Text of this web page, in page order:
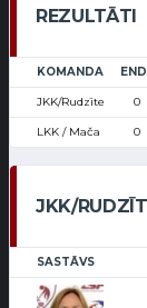
REZULTĀTI
KOMANDA END
JKK/Rudzīte 0
LKK / Mača 0
JKK/
SASTĀVS